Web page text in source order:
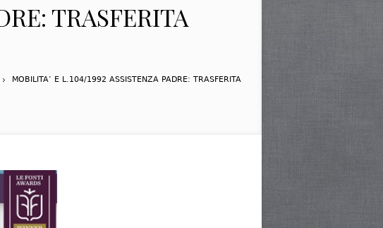
TRASFERITA
MOBILITA’ E L.104/1992 ASSISTENZA PADRE: TRASFERITA